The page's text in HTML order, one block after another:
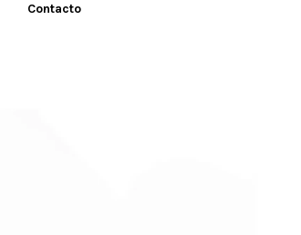
Contacto